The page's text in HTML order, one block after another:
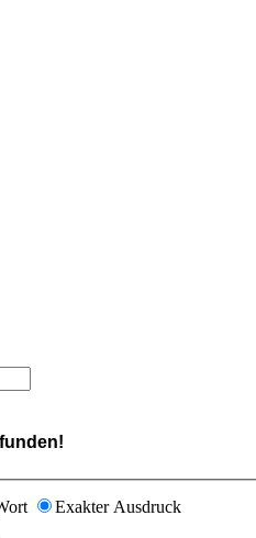
Exakter Ausdruck